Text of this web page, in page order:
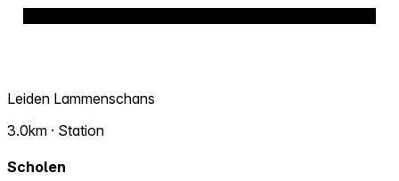
Leiden Lammenschans
3.0km · Station
Scholen